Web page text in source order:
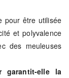
pour être utilisée
et polyvalence
des meuleuses
elle la